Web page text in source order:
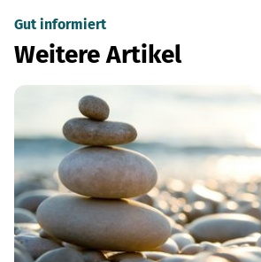
Gut informiert
Weitere Artikel